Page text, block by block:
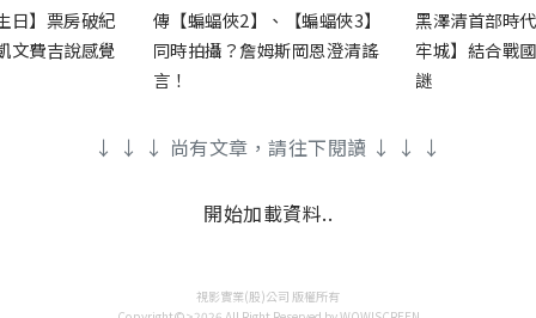
日】票房破紀
文費吉說感覺
傳【蝙蝠俠2】、【蝙蝠俠3】
同時拍攝？詹姆斯岡恩澄清謠
言！
黑澤清首部時
牢城】結合戰
謎
↓ ↓ ↓ 尚有文章，請往下閱讀 ↓ ↓ ↓
開始加載資料..
視影實業(股)公司 版權所有